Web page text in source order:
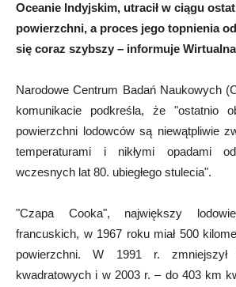
Oceanie Indyjskim, utracił w ciągu
powierzchni, a proces jego topnienia
się coraz szybszy – informuje
Narodowe Centrum Badań Naukowych
komunikacie podkreśla, że "ostatnio
powierzchni lodowców są niewątpliwie
temperaturami i nikłymi opadami
wczesnych lat 80. ubiegłego stulecia".
"Czapa Cooka", największy
francuskich, w 1967 roku miał 500
powierzchni. W 1991 r.
kwadratowych i w 2003 r. – do 403 km